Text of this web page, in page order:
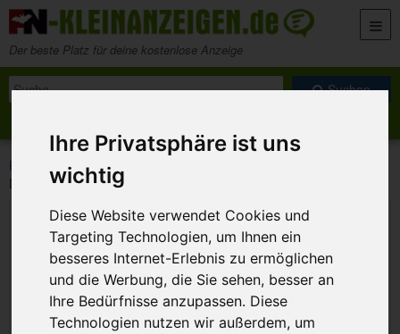
Ihre Privatsphäre ist uns
wichtig
Diese Website verwendet Cookies und
Targeting Technologien, um Ihnen ein
besseres Internet-Erlebnis zu ermöglichen
und die Werbung, die Sie sehen, besser an
Ihre Bedürfnisse anzupassen. Diese
Technologien nutzen wir außerdem, um
Zum Inhalt springen
Der beste Platz für deine kostenlose Anzeige
Suche nach:
Suchen
FN-Kleinanzeigen>